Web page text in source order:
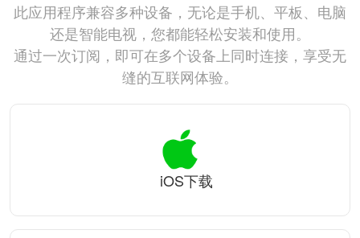
此应用程序兼容多种设备，无论是手机、平板、电脑
还是智能电视，您都能轻松安装和使用。
通过一次订阅，即可在多个设备上同时连接，享受无
缝的互联网体验。
iOS下载